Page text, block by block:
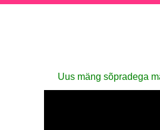
Uus mäng sõpradega